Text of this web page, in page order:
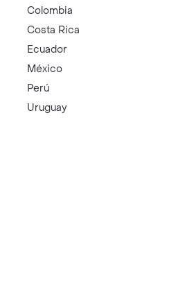
Colombia
Costa Rica
Ecuador
México
Perú
Uruguay